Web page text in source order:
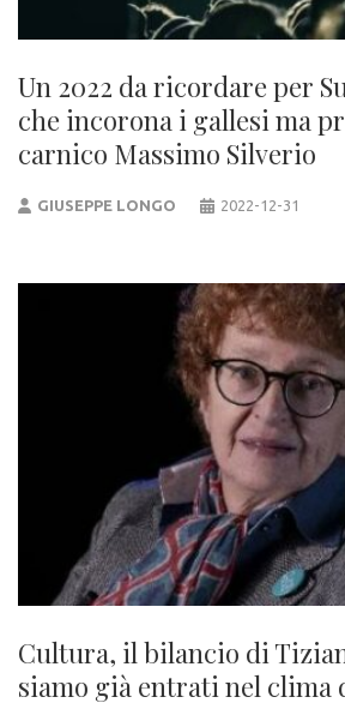
Un 2022 da ricordare per
che incorona i gallesi ma
carnico Massimo Silverio
GIUSEPPE LONGO 2022-12-31
Cultura, il bilancio di
siamo già entrati nel clima